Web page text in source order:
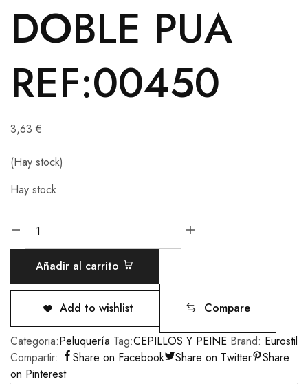
DOBLE PUA
REF:00450
3,63 €
(Hay stock)
Hay stock
Añadir al carrito
Add to wishlist Compare
Categoria:Peluquería Tag:CEPILLOS Y PEINE Brand: Eurostil
Compartir:
Share on Facebook Share on Twitter
Share
on Pinterest